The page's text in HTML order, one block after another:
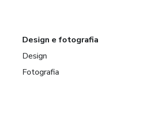
Design e fotografia
Design
Fotografia